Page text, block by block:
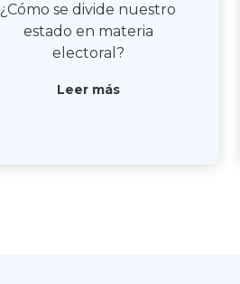
¿Cómo se divide nuestro
estado en materia
electoral?
Leer más